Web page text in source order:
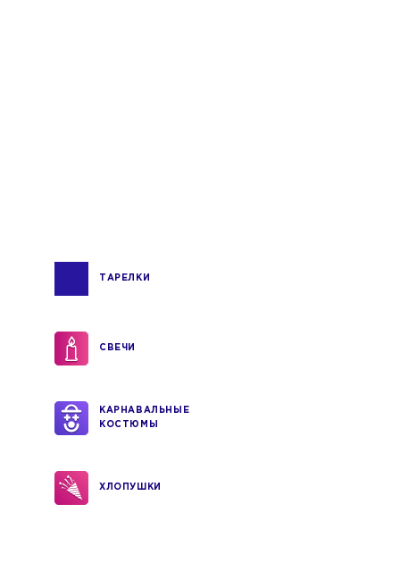
ТАРЕЛКИ
СВЕЧИ
КАРНАВАЛЬНЫЕ
КОСТЮМЫ
ХЛОПУШКИ